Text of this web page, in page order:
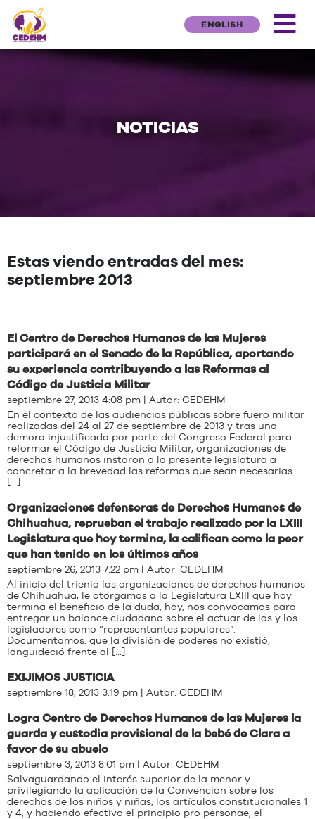
ENGLISH
NOTICIAS
Estas viendo entradas del mes:
septiembre 2013
El Centro de Derechos Humanos de las Mujeres
participará en el Senado de la República, aportando
su experiencia contribuyendo a las Reformas al
Código de Justicia Militar
septiembre 27, 2013 4:08 pm | Autor: CEDEHM
En el contexto de las audiencias públicas sobre fuero militar
realizadas del 24 al 27 de septiembre de 2013 y tras una
demora injustificada por parte del Congreso Federal para
reformar el Código de Justicia Militar, organizaciones de
derechos humanos instaron a la presente legislatura a
concretar a la brevedad las reformas que sean necesarias
[…]
Organizaciones defensoras de Derechos Humanos de
Chihuahua, reprueban el trabajo realizado por la LXIII
Legislatura que hoy termina, la califican como la peor
que han tenido en los últimos años
septiembre 26, 2013 7:22 pm | Autor: CEDEHM
Al inicio del trienio las organizaciones de derechos humanos
de Chihuahua, le otorgamos a la Legislatura LXIII que hoy
termina el beneficio de la duda, hoy, nos convocamos para
entregar un balance ciudadano sobre el actuar de las y los
legisladores como “representantes populares”.
Documentamos: que la división de poderes no existió,
languideció frente al […]
EXIJIMOS JUSTICIA
septiembre 18, 2013 3:19 pm | Autor: CEDEHM
Logra Centro de Derechos Humanos de las Mujeres la
guarda y custodia provisional de la bebé de Clara a
favor de su abuelo
septiembre 3, 2013 8:01 pm | Autor: CEDEHM
Salvaguardando el interés superior de la menor y
privilegiando la aplicación de la Convención sobre los
derechos de los niños y niñas, los artículos constitucionales 1
y 4, y haciendo efectivo el principio pro personae, el